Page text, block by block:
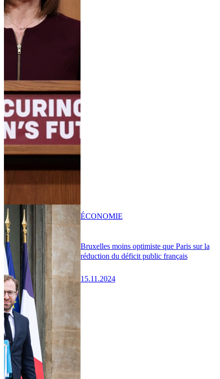
Bruxelles moins optimiste que Paris sur la
réduction du déficit public français
15.11.2024
ÉCONOMIE